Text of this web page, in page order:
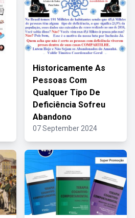
Historicamente As
Pessoas Com
Qualquer Tipo De
Deficiência Sofreu
Abandono
07 September 2024